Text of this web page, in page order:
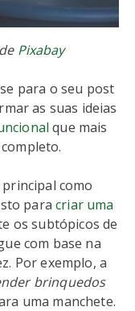
Pixabay
para o seu post
as suas ideias
que mais
como
paracriar uma
os subtópicos de
com base na
Por exemplo, a
brinquedos
uma manchete.